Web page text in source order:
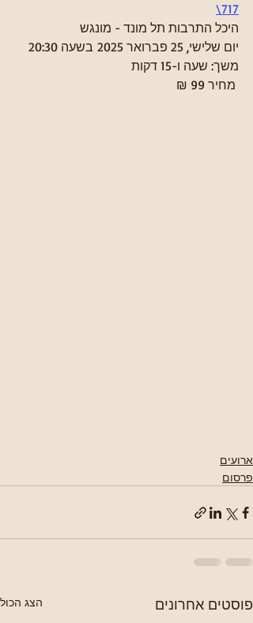
717\
היכל התרבות תל מונד - מונגש
יום שלישי, 25 פברואר 2025 בשעה 20:30
משך: שעה ו-15 דקות
ארועים
פרסום
פוסטים אחרונים הצג הכול